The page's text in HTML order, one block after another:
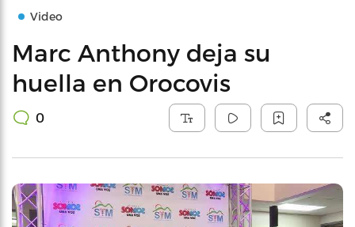
Video
Marc Anthony deja su
huella en Orocovis
0